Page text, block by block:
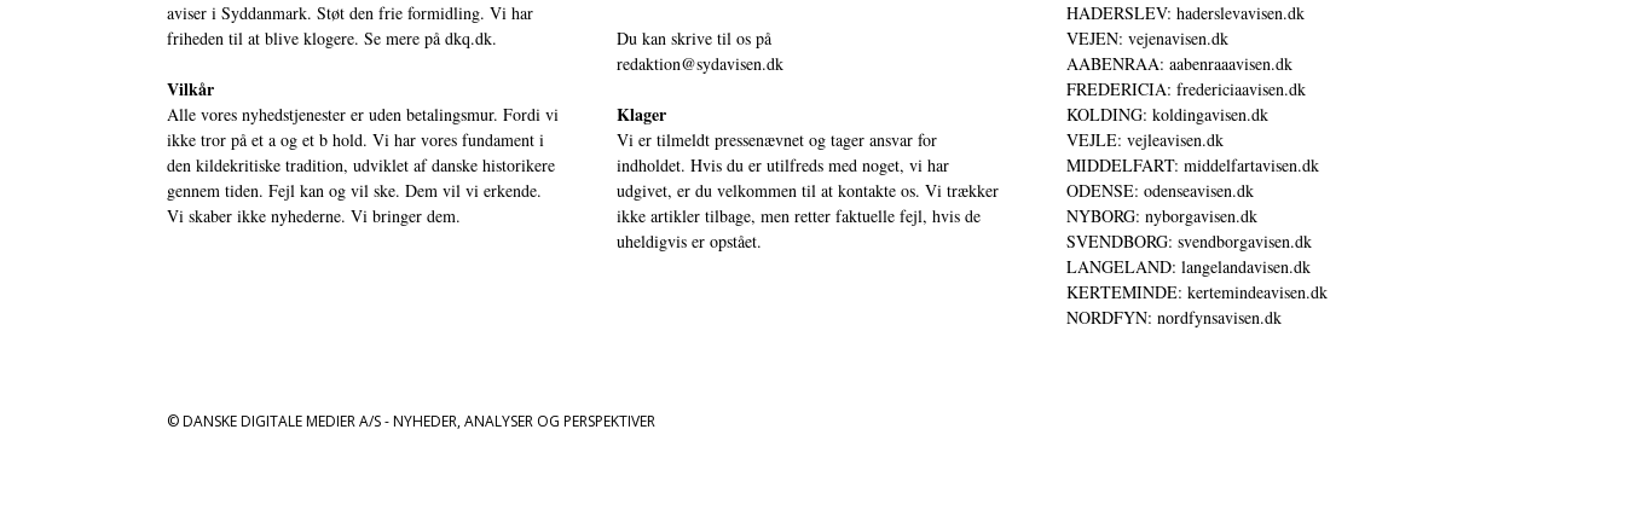
aviser i Syddanmark. Støt den frie formidling. Vi har
friheden til at blive klogere. Se mere på dkq.dk.
Vilkår
Alle vores nyhedstjenester er uden betalingsmur. Fordi vi
ikke tror på et a og et b hold. Vi har vores fundament i
den kildekritiske tradition, udviklet af danske historikere
gennem tiden. Fejl kan og vil ske. Dem vil vi erkende.
Vi skaber ikke nyhederne. Vi bringer dem.
Du kan skrive til os på
redaktion@sydavisen.dk
Klager
Vi er tilmeldt pressenævnet og tager ansvar for
indholdet. Hvis du er utilfreds med noget, vi har
udgivet, er du velkommen til at kontakte os. Vi trækker
ikke artikler tilbage, men retter faktuelle fejl, hvis de
uheldigvis er opstået.
HADERSLEV: haderslevavisen.dk
VEJEN: vejenavisen.dk
AABENRAA: aabenraaavisen.dk
FREDERICIA: fredericiaavisen.dk
KOLDING: koldingavisen.dk
VEJLE: vejleavisen.dk
MIDDELFART: middelfartavisen.dk
ODENSE: odenseavisen.dk
NYBORG: nyborgavisen.dk
SVENDBORG: svendborgavisen.dk
LANGELAND: langelandavisen.dk
KERTEMINDE: kertemindeavisen.dk
NORDFYN: nordfynsavisen.dk
© DANSKE DIGITALE MEDIER A/S - NYHEDER, ANALYSER OG PERSPEKTIVER